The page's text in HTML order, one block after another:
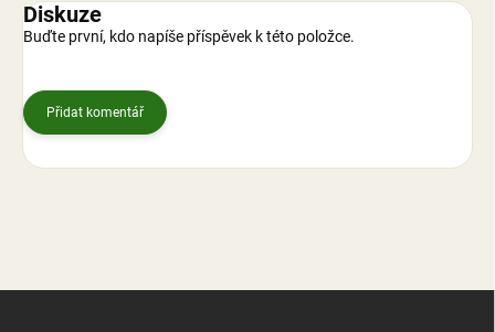
Diskuze
Buďte první, kdo napíše příspěvek k této položce.
Přidat komentář